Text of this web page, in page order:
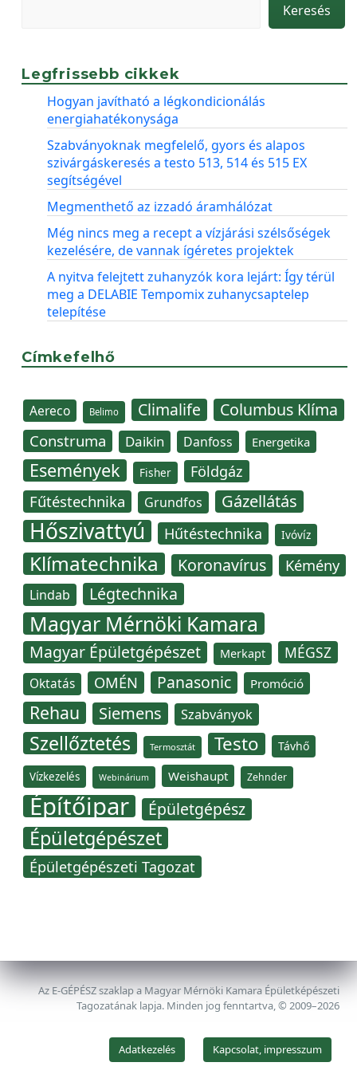
Keresés
Legfrissebb cikkek
Hogyan javítható a légkondicionálás
energiahatékonysága
Szabványoknak megfelelő, gyors és alapos
szivárgáskeresés a testo 513, 514 és 515 EX
segítségével
Megmenthető az izzadó áramhálózat
Még nincs meg a recept a vízjárási szélsőségek
kezelésére, de vannak ígéretes projektek
A nyitva felejtett zuhanyzók kora lejárt: Így térül
meg a DELABIE Tempomix zuhanycsaptelep
telepítése
Címkefelhő
Aereco Belimo Climalife Columbus Klíma
Construma Daikin Danfoss Energetika
Események Fisher Földgáz
Fűtéstechnika Grundfos Gázellátás
Hőszivattyú Hűtéstechnika Ivóvíz
Klímatechnika Koronavírus Kémény
Lindab Légtechnika
Magyar Mérnöki Kamara
Magyar Épületgépészet Merkapt MÉGSZ
Oktatás OMÉN Panasonic Promóció
Rehau Siemens Szabványok
Szellőztetés Termosztát Testo Távhő
Vízkezelés Webinárium Weishaupt Zehnder
Építőipar Épületgépész
Épületgépészet
Épületgépészeti Tagozat
Az E-GÉPÉSZ szaklap a Magyar Mérnöki Kamara Épületképészeti
Tagozatának lapja. Minden jog fenntartva, © 2009–2026
Adatkezelés Kapcsolat, impresszum